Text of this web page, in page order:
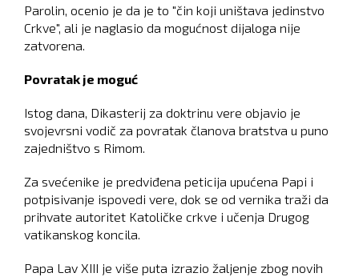
Parolin, ocenio je da je to "čin koji uništava jedinstvo
Crkve", ali je naglasio da mogućnost dijaloga nije
zatvorena.
Povratak je moguć
Istog dana, Dikasterij za doktrinu vere objavio je
svojevrsni vodič za povratak članova bratstva u puno
zajedništvo s Rimom.
Za svećenike je predviđena peticija upućena Papi i
potpisivanje ispovedi vere, dok se od vernika traži da
prihvate autoritet Katoličke crkve i učenja Drugog
vatikanskog koncila.
Papa Lav XIII je više puta izrazio žaljenje zbog novih